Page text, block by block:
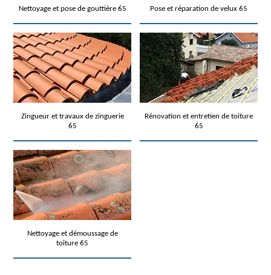
Nettoyage et pose de gouttière 65 Pose et réparation de velux 65
Zingueur et travaux de zinguerie
65
Rénovation et entretien de toiture
65
Nettoyage et démoussage de
toiture 65